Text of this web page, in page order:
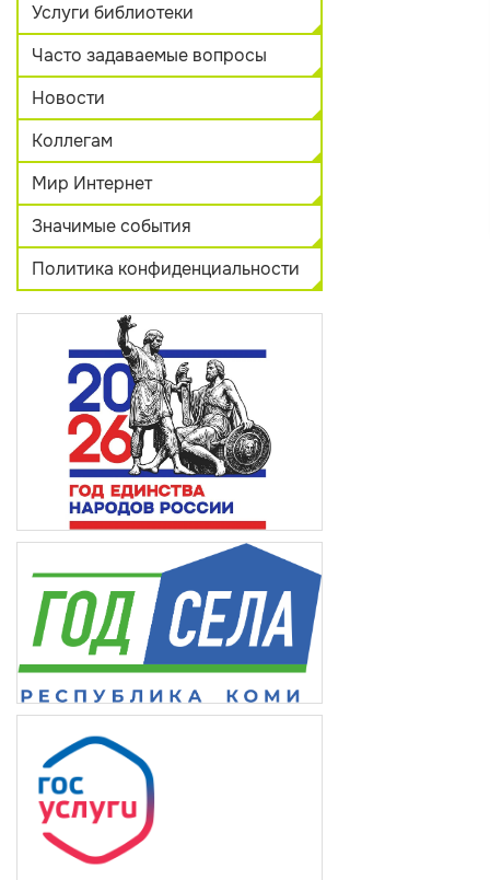
Услуги библиотеки
Часто задаваемые вопросы
Новости
Коллегам
Мир Интернет
Значимые события
Политика конфиденциальности